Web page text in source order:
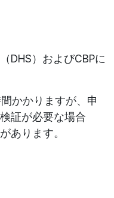
DHS）およびCBPに
かかりますが、申
証が必要な場合
あります。